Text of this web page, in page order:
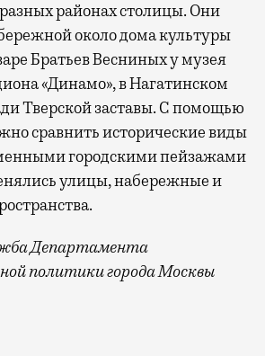
районах столицы. Они
около дома культуры
Братьев Весниных у музея
«Динамо», в Нагатинском
Тверской заставы. С помощью
сравнить исторические виды
городскими пейзажами
улицы, набережные и
Департамента
политики города Москвы
праздник День